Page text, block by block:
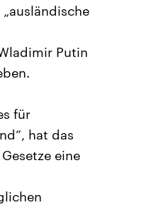
Putin
für
hat das
eine